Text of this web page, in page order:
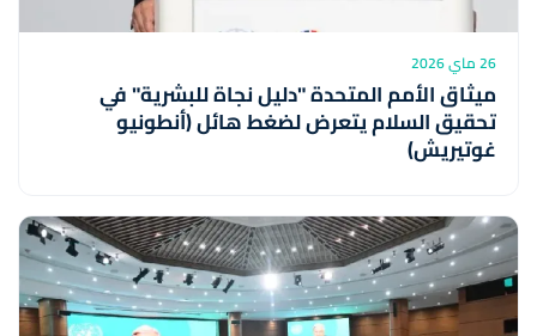
26 ماي 2026
ميثاق الأمم المتحدة "دليل نجاة للبشرية" في
تحقيق السلام يتعرض لضغط هائل (أنطونيو
غوتيريش)